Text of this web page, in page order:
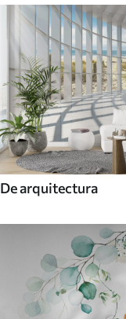
De arquitectura